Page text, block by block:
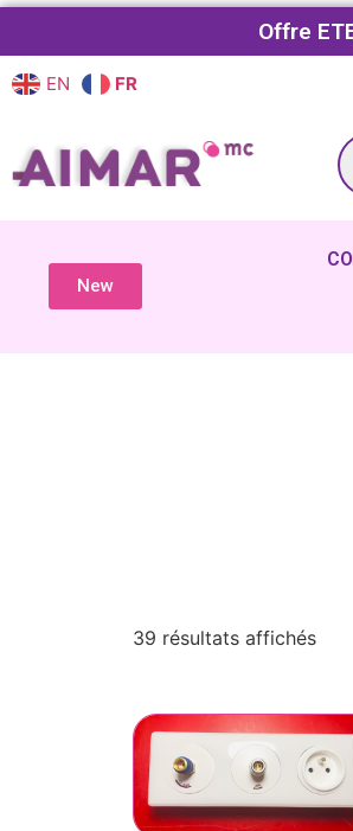
Offre
EN FR
New
39 résultats affichés